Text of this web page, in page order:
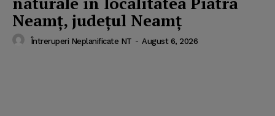
Neamț, județul Neamț
Întreruperi Neplanificate NT - August 6, 2026